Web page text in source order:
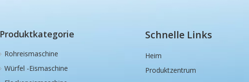
Produktkategorie
Rohreismaschine
Würfel -Eismaschine
Schnelle Links
Heim
Produktzentrum